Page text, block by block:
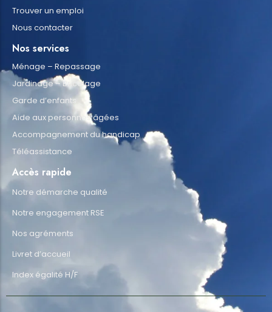
Trouver un emploi
Nous contacter
Nos services
Ménage – Repassage
Jardinage – Bricolage
Garde d’enfants
Aide aux personnes âgées
Accompagnement du handicap
Téléassistance
Accès rapide
Notre démarche qualité
Notre engagement RSE
Nos agréments
Livret d’accueil
Index égalité H/F